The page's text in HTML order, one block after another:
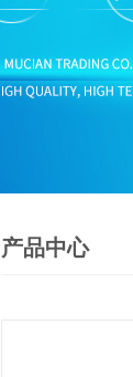
产品中心